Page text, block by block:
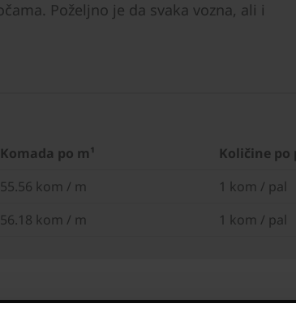
Poželjno je da svaka vozna, ali i
Komada po m¹ Količine po
55.56 kom / m 1 kom / pal
56.18 kom / m 1 kom / pal